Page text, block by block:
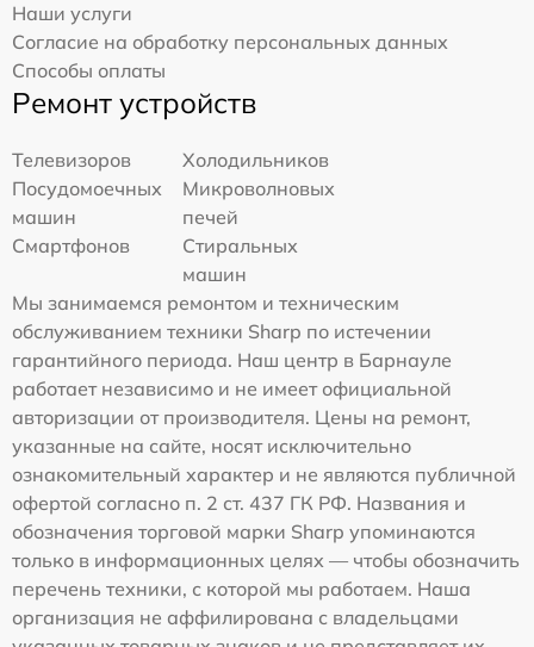
Наши услуги
Согласие на обработку персональных данных
Способы оплаты
Ремонт устройств
Телевизоров
Холодильников
Посудомоечных
машин
Микроволновых
печей
Смартфонов
Стиральных
машин
Мы занимаемся ремонтом и техническим
обслуживанием техники Sharp по истечении
гарантийного периода. Наш центр в Барнауле
работает независимо и не имеет официальной
авторизации от производителя. Цены на ремонт,
указанные на сайте, носят исключительно
ознакомительный характер и не являются публичной
офертой согласно п. 2 ст. 437 ГК РФ. Названия и
обозначения торговой марки Sharp упоминаются
только в информационных целях — чтобы обозначить
перечень техники, с которой мы работаем. Наша
организация не аффилирована с владельцами